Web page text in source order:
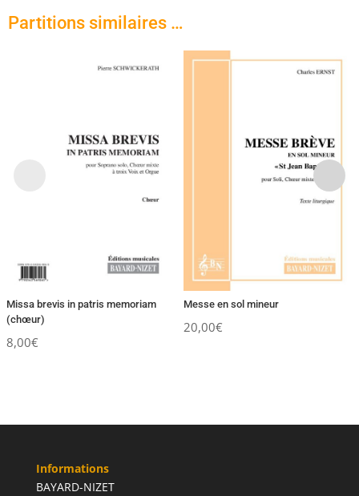
Partitions similaires …
Missa brevis in patris memoriam
(chœur)
8,00€
Messe en sol mineur
20,00€
Informations
BAYARD-NIZET